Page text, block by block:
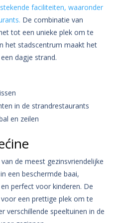
faciliteiten, waaronder
De combinatie van
tot een unieke plek om te
het stadscentrum maakt het
dagje strand.
in de strandrestaurants
en zeilen
de meest gezinsvriendelijke
een beschermde baai,
perfect voor kinderen. De
een prettige plek om te
verschillende speeltuinen in de